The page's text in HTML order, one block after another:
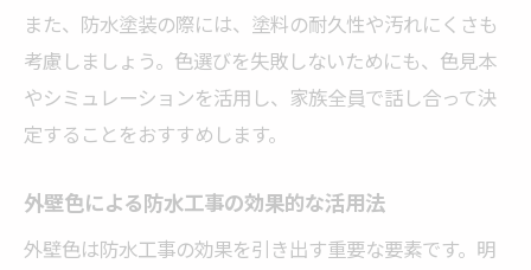
また、防水塗装の際には、塗料の耐久性や汚れにくさも
考慮しましょう。色選びを失敗しないためにも、色見本
やシミュレーションを活用し、家族全員で話し合って決
定することをおすすめします。
外壁色による防水工事の効果的な活用法
外壁色は防水工事の効果を引き出す重要な要素です。明